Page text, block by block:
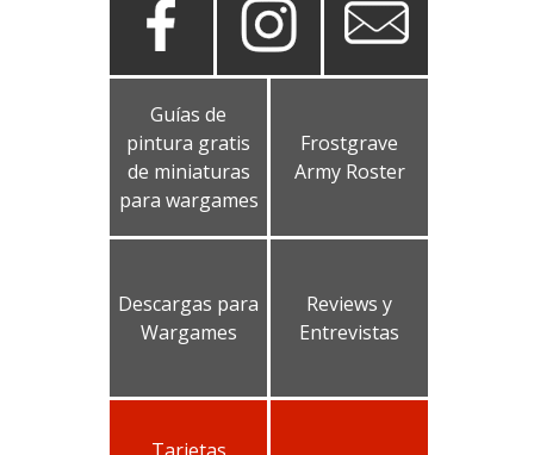
Guías de
pintura gratis
de miniaturas
para wargames
Frostgrave
Army Roster
Descargas para
Wargames
Reviews y
Entrevistas